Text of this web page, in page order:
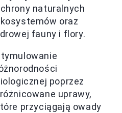
naturalnych
oraz
fauny i flory.
poprzez
uprawy,
przyciągają owady